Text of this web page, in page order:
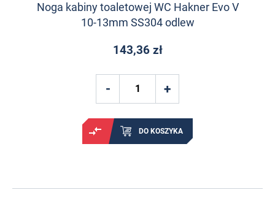
Noga kabiny toaletowej WC Hakner Evo V
10-13mm SS304 odlew
143,36 zł
DO KOSZYKA